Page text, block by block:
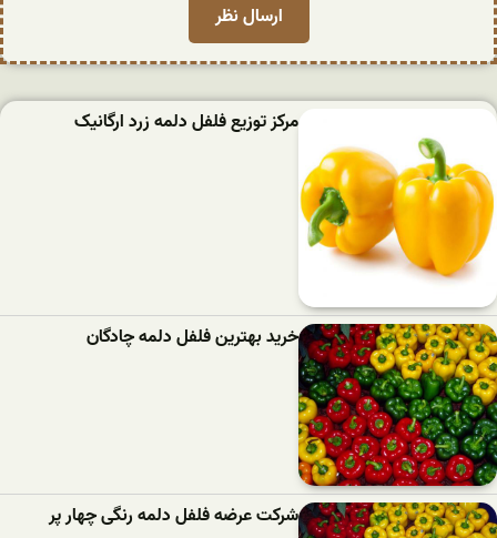
مرکز توزیع فلفل دلمه زرد ارگانیک
خرید بهترین فلفل دلمه‌ چادگان
شرکت عرضه فلفل دلمه رنگی چهار پر